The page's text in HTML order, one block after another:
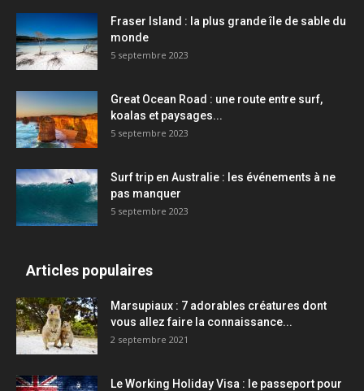
Fraser Island : la plus grande île de sable du
monde
5 septembre 2023
Great Ocean Road : une route entre surf,
koalas et paysages...
5 septembre 2023
Surf trip en Australie : les événements à ne
pas manquer
5 septembre 2023
Articles populaires
Marsupiaux : 7 adorables créatures dont
vous allez faire la connaissance...
2 septembre 2021
Le Working Holiday Visa : le passeport pour